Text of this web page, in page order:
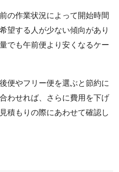
の作業状況によって開始時間
望する人が少ない傾向があり
でも午前便より安くなるケー
便やフリー便を選ぶと節約に
わせれば、さらに費用を下げ
積もりの際にあわせて確認し